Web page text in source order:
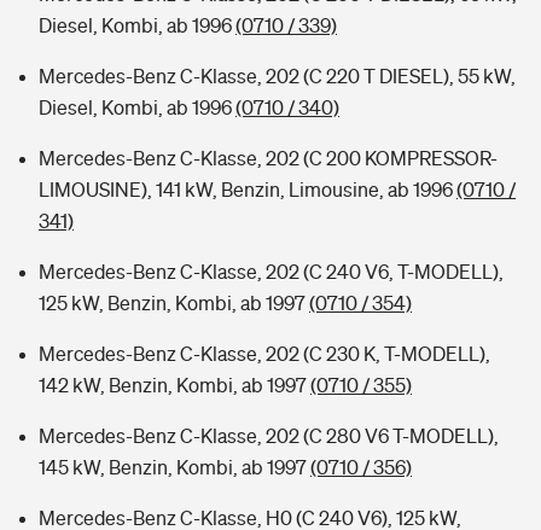
Diesel, Kombi, ab 1996(0710 / 339)
Mercedes-Benz C-Klasse, 202 (C 220 T DIESEL), 55 kW,
Diesel, Kombi, ab 1996(0710 / 340)
Mercedes-Benz C-Klasse, 202 (C 200 KOMPRESSOR-
LIMOUSINE), 141 kW, Benzin, Limousine, ab 1996(0710 /
341)
Mercedes-Benz C-Klasse, 202 (C 240 V6, T-MODELL),
125 kW, Benzin, Kombi, ab 1997(0710 / 354)
Mercedes-Benz C-Klasse, 202 (C 230 K, T-MODELL),
142 kW, Benzin, Kombi, ab 1997(0710 / 355)
Mercedes-Benz C-Klasse, 202 (C 280 V6 T-MODELL),
145 kW, Benzin, Kombi, ab 1997(0710 / 356)
Mercedes-Benz C-Klasse, H0 (C 240 V6), 125 kW,